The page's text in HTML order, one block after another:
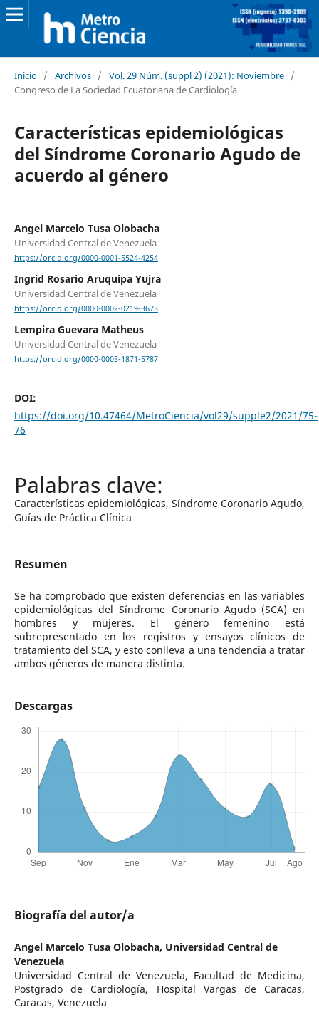
Inicio / Archivos / Vol. 29 Núm. (suppl 2) (2021): Noviembre /
Congreso de La Sociedad Ecuatoriana de Cardiología
Características epidemiológicas
del Síndrome Coronario Agudo de
acuerdo al género
Angel Marcelo Tusa Olobacha
Universidad Central de Venezuela
https://orcid.org/0000-0001-5524-4254
Ingrid Rosario Aruquipa Yujra
Universidad Central de Venezuela
https://orcid.org/0000-0002-0219-3673
Lempira Guevara Matheus
Universidad Central de Venezuela
https://orcid.org/0000-0003-1871-5787
DOI:
https://doi.org/10.47464/MetroCiencia/vol29/supple2/2021/75-
76
Características epidemiológicas, Síndrome Coronario Agudo,
Guías de Práctica Clínica
Resumen
Se ha comprobado que existen deferencias en las variables
epidemiológicas del Síndrome Coronario Agudo (SCA) en
hombres y mujeres. El género femenino está
subrepresentado en los registros y ensayos clínicos de
tratamiento del SCA, y esto conlleva a una tendencia a tratar
ambos géneros de manera distinta.
Descargas
Biografía del autor/a
Angel Marcelo Tusa Olobacha, Universidad Central de
Venezuela
Universidad Central de Venezuela, Facultad de Medicina,
Postgrado de Cardiología, Hospital Vargas de Caracas,
Caracas, Venezuela